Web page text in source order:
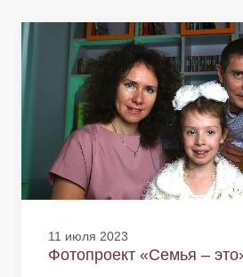
11 июля 2023
Фотопроект «Семья –